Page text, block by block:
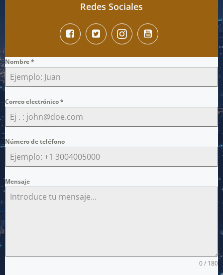
Redes Sociales
Nombre*
Correo electrónico*
Número de teléfono
Mensaje
0 / 180